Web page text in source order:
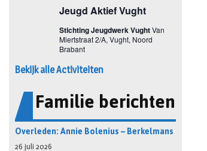
Bekijk alle Activiteiten
Familie berichten
Overleden: Annie Bolenius – Berkelmans
26 juli 2026